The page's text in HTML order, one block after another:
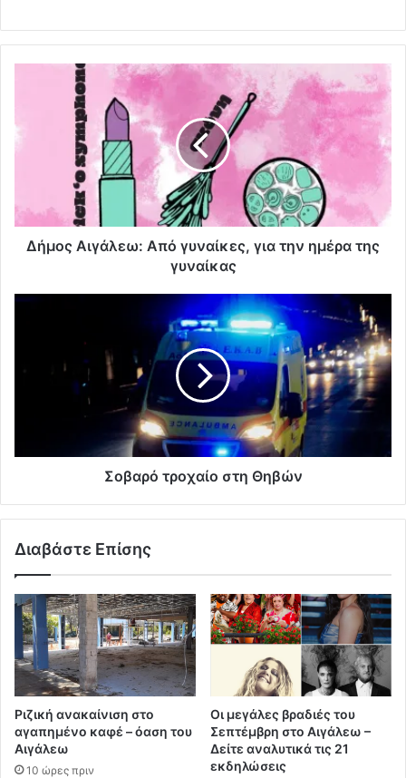
Δήμος Αιγάλεω: Από γυναίκες, για την ημέρα της
γυναίκας
Σοβαρό τροχαίο στη Θηβών
Διαβάστε Επίσης
Ριζική ανακαίνιση στο
αγαπημένο καφέ – όαση του
Αιγάλεω
10 ώρες πριν
Οι μεγάλες βραδιές του
Σεπτέμβρη στο Αιγάλεω –
Δείτε αναλυτικά τις 21
εκδηλώσεις